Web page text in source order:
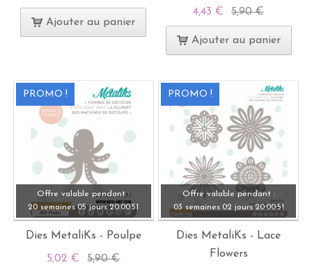
Ajouter au panier
4,43 € 5,90 €
Ajouter au panier
PROMO !
Offre valable pendant :
20 semaines 05 jours 20:00:49
Dies MetaliKs - Poulpe
5,02 € 5,90 €
PROMO !
Offre valable pendant :
03 semaines 02 jours 20:00:49
Dies MetaliKs - Lace
Flowers